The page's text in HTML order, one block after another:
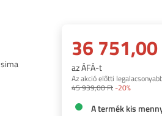
36
az ÁFÁ-t
Az akció előtti
45 939,00 Ft-20%
A termék kis